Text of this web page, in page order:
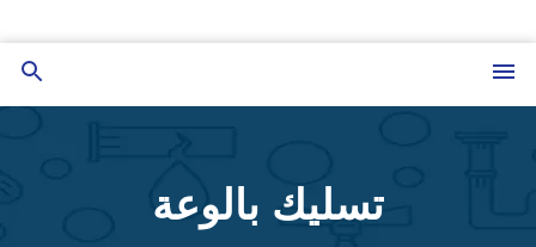
إلى
المحتوى
تسليك بالوعة